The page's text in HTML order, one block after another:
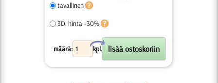
tavallinen
3D, hinta +30%
määrä: kpl.
X